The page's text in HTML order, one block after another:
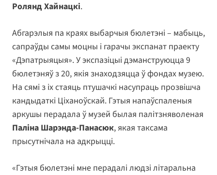
Ролянд Хайнацкі.
Абгарэлыя па краях выбарчыя бюлетэні – мабыць,
сапраўды самы моцны і гарачы экспанат праекту
«Дэпатрыяцыя». У экспазіцыі дэманструюцца 9
бюлетэняў з 20, якія знаходзяцца ў фондах музею.
На сямі з іх стаяць птушачкі насупраць прозвішча
кандыдаткі Ціханоўскай. Гэтыя напаўспаленыя
аркушы перадала ў музей былая палітзняволеная
Паліна Шарэнда-Панасюк, якая таксама
прысутнічала на адкрыцці.
«Гэтыя бюлетэні мне перадалі людзі літаральна